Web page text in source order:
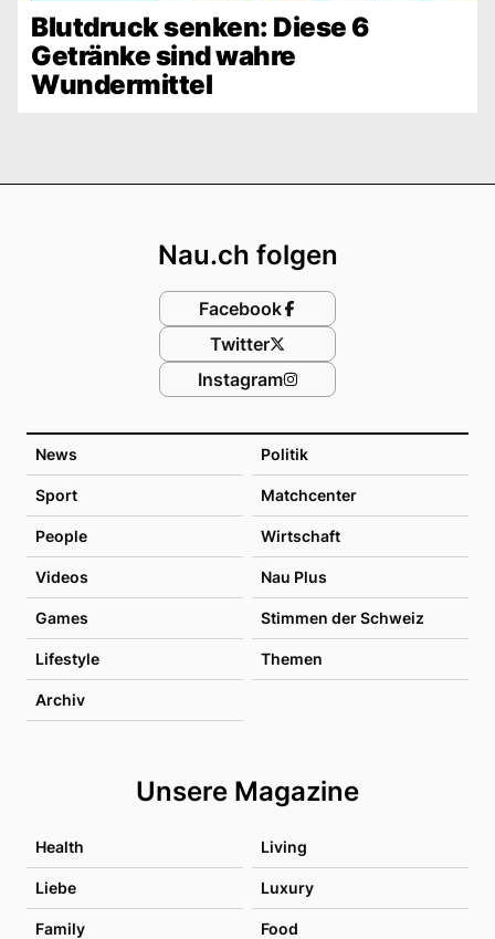
Blutdruck senken: Diese 6
Getränke sind wahre
Wundermittel
News Politik
Sport Matchcenter
People Wirtschaft
Videos Nau Plus
Games Stimmen der Schweiz
Lifestyle Themen
Archiv
Unsere Magazine
Health Living
Liebe Luxury
Family Food
Nau.ch folgen
Facebook
Twitter
Instagram